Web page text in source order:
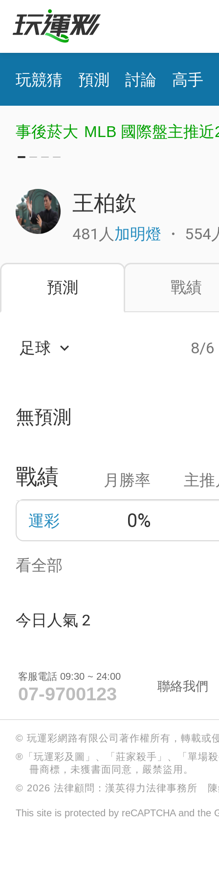
玩競猜 預測 討論 高手
事後菸大 MLB 國際盤主推
王柏欽
481人加明燈 ・ 554
預測 戰績
足球 keyboard_arrow_down 8/6
無預測
戰績 月勝率 主
運彩 0%
看全部
今日人氣 2
客服電話 09:30 ~ 24:00
07-9700123 聯絡我們
© 玩運彩網路有限公司著作權所有，轉載或
®「玩運彩及圖」、「莊家殺手」、「單場
冊商標，未獲書面同意，嚴禁盜用。
© 2026 法律顧問：漢英得力法律事務所 陳
This site is protected by reCAPTCHA and the